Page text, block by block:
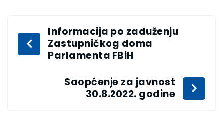
Informacija po zaduženju
Zastupničkog doma
Parlamenta FBiH
Saopćenje za javnost
30.8.2022. godine